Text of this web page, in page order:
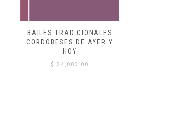
BAILES TRADICIONALES
CORDOBESES DE AYER Y
HOY
$ 24,000.00